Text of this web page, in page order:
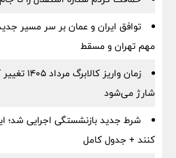
توافق ایران و عمان بر سر مسیر
مهم تهران و مسقط
زمان
شارژ می‌شود
کنند + جدول کامل